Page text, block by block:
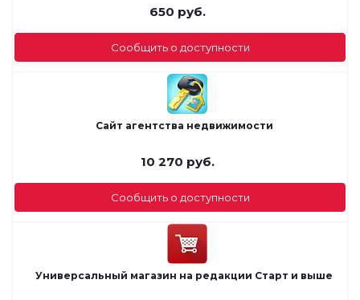
650 руб.
Сообщить о доступности
Сайт агентства недвижимости
10 270 руб.
Сообщить о доступности
Универсальный магазин на редакции Старт и выше